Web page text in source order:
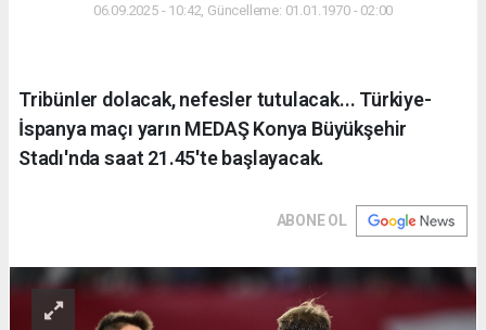
06.09.2025 - 10:42, Güncelleme: 01.01.1970 - 02:00
Tribünler dolacak, nefesler tutulacak... Türkiye-
İspanya maçı yarın MEDAŞ Konya Büyükşehir
Stadı'nda saat 21.45'te başlayacak.
ABONE OL